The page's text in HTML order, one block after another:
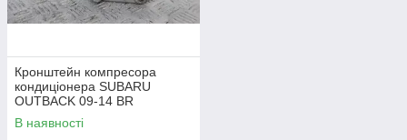
Кронштейн компресора
кондиціонера SUBARU
OUTBACK 09-14 BR
23950AA110
В наявності